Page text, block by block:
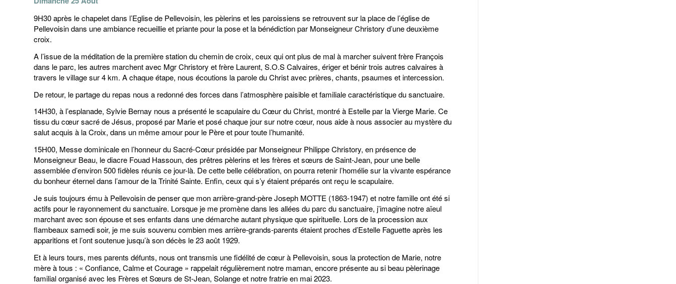
9H30 après le chapelet dans l’Eglise de Pellevoisin, les pèlerins et les paroissiens se retrouvent sur la place de l’église de
Pellevoisin dans une ambiance recueillie et priante pour la pose et la bénédiction par Monseigneur Christory d’une deuxième
croix.
A l’issue de la méditation de la première station du chemin de croix, ceux qui ont plus de mal à marcher suivent frère François
dans le parc, les autres marchent avec Mgr Christory et frère Laurent, S.O.S Calvaires, ériger et bénir trois autres calvaires à
travers le village sur 4 km. A chaque étape, nous écoutions la parole du Christ avec prières, chants, psaumes et intercession.
De retour, le partage du repas nous a redonné des forces dans l’atmosphère paisible et familiale caractéristique du sanctuaire.
14H30, à l’esplanade, Sylvie Bernay nous a présenté le scapulaire du Cœur du Christ, montré à Estelle par la Vierge Marie. Ce
tissu du cœur sacré de Jésus, proposé par Marie et posé chaque jour sur notre cœur, nous aide à nous associer au mystère du
salut acquis à la Croix, dans un même amour pour le Père et pour toute l’humanité.
15H00, Messe dominicale en l’honneur du Sacré-Cœur présidée par Monseigneur Philippe Christory, en présence de
Monseigneur Beau, le diacre Fouad Hassoun, des prêtres pèlerins et les frères et sœurs de Saint-Jean, pour une belle
assemblée d’environ 500 fidèles réunis ce jour-là. De cette belle célébration, on pourra retenir l’homélie sur la vivante espérance
du bonheur éternel dans l’amour de la Trinité Sainte. Enfin, ceux qui s’y étaient préparés ont reçu le scapulaire.
Je suis toujours ému à Pellevoisin de penser que mon arrière-grand-père Joseph MOTTE (1863-1947) et notre famille ont été si
actifs pour le rayonnement du sanctuaire. Lorsque je me promène dans les allées du parc du sanctuaire, j’imagine notre aïeul
marchant avec son épouse et ses enfants dans une démarche autant physique que spirituelle. Lors de la procession aux
flambeaux samedi soir, je me suis souvenu combien mes arrière-grands-parents étaient proches d’Estelle Faguette après les
apparitions et l’ont soutenue jusqu’à son décès le 23 août 1929.
Et à leurs tours, mes parents défunts, nous ont transmis une fidélité de cœur à Pellevoisin, sous la protection de Marie, notre
mère à tous : « Confiance, Calme et Courage » rappelait régulièrement notre maman, encore présente au si beau pèlerinage
familial organisé avec les Frères et Sœurs de St-Jean, Solange et notre fratrie en mai 2023.